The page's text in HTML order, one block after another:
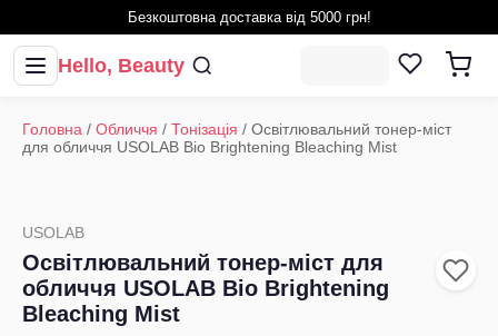
Безкоштовна доставка від 5000 грн!
Hello, Beauty
Головна / Обличчя / Тонізація / Освітлювальний тонер-міст
для обличчя USOLAB Bio Brightening Bleaching Mist
USOLAB
Освітлювальний тонер-міст для
обличчя USOLAB Bio Brightening
Bleaching Mist